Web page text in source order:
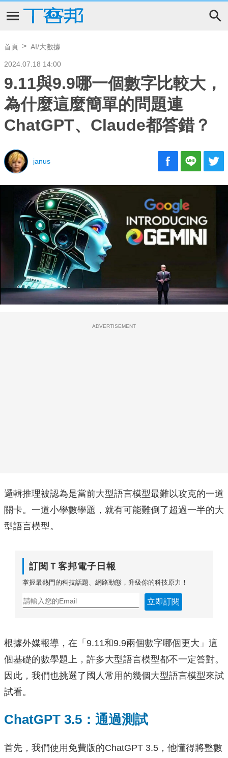
首頁 AI/大數據
2024.07.18 14:00
9.11與9.9哪一個數字比較大，
為什麼這麼簡單的問題連
ChatGPT、Claude都答錯？
janus
ADVERTISEMENT
邏輯推理被認為是當前大型語言模型最難以攻克的一道
關卡。一道小學數學題，就有可能難倒了超過一半的大
型語言模型。
訂閱Ｔ客邦電子日報
掌握最熱門的科技話題、網路動態，升級你的科技原力！
立即訂閱
根據外媒報導，在「9.11和9.9兩個數字哪個更大」這
個基礎的數學題上，許多大型語言模型都不一定答對。
因此，我們也挑選了國人常用的幾個大型語言模型來試
試看。
ChatGPT 3.5：通過測試
首先，我們使用免費版的ChatGPT 3.5，他懂得將整數